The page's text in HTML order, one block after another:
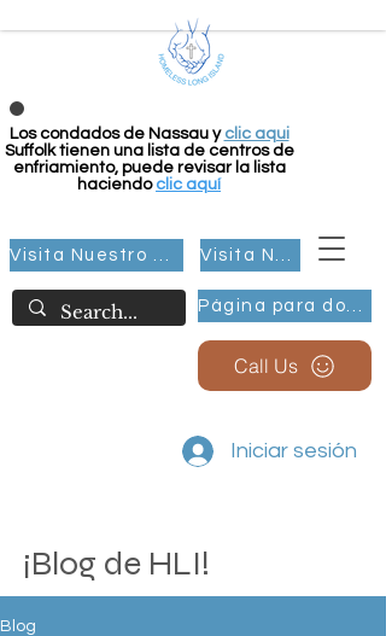
Los condados de Nassau y clic aqui
Suffolk tienen una lista de centros de
enfriamiento, puede revisar la lista
haciendo clic aquí
Página para donar
Visita Nuestro Grupo Visita Nuestro Grupo
Call Us
Iniciar sesión
¡Blog de HLI!
Blog